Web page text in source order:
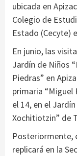
ubicada en
Colegio de
Estado (Cecyte)
En junio, las
Jardín de Niños
Piedras” en
primaria “Miguel
el 14, en el
Xochitiotzin” de
Posteriormente,
replicará en la